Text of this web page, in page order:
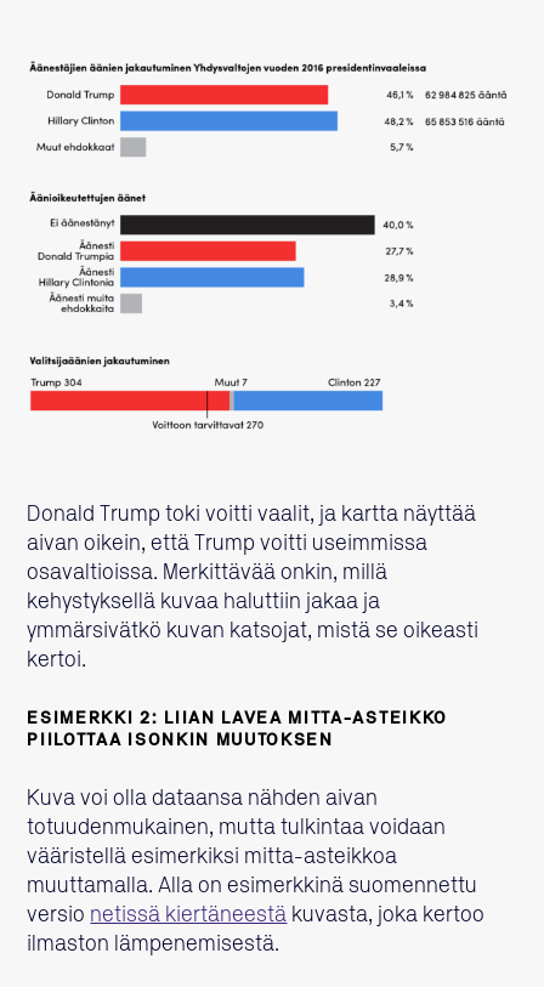
Donald Trump toki voitti vaalit, ja kartta näyttää
aivan oikein, että Trump voitti useimmissa
osavaltioissa. Merkittävää onkin, millä
kehystyksellä kuvaa haluttiin jakaa ja
ymmärsivätkö kuvan katsojat, mistä se oikeasti
kertoi.
ESIMERKKI 2: LIIAN LAVEA MITTA-ASTEIKKO
PIILOTTAA ISONKIN MUUTOKSEN
Kuva voi olla dataansa nähden aivan
totuudenmukainen, mutta tulkintaa voidaan
vääristellä esimerkiksi mitta-asteikkoa
muuttamalla. Alla on esimerkkinä suomennettu
versio netissä kiertäneestä kuvasta, joka kertoo
ilmaston lämpenemisestä.